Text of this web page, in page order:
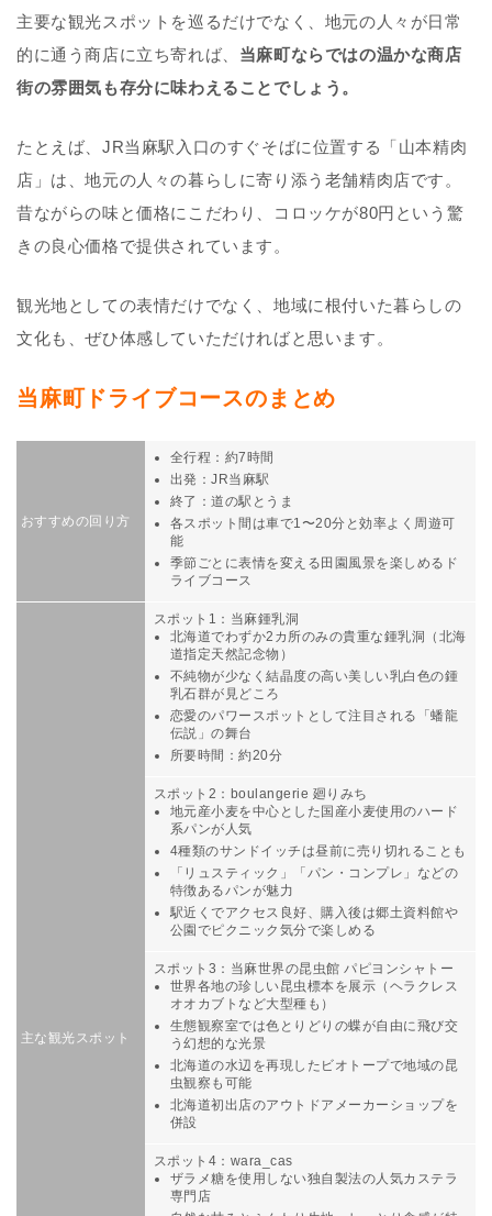
主要な観光スポットを巡るだけでなく、地元の人々が日常
的に通う商店に立ち寄れば、 当麻町ならではの温かな商店
街の雰囲気も存分に味わえることでしょう。
たとえば、JR当麻駅入口のすぐそばに位置する「山本精肉
店」は、地元の人々の暮らしに寄り添う老舗精肉店です。
昔ながらの味と価格にこだわり、コロッケが80円という驚
きの良心価格で提供されています。
観光地としての表情だけでなく、地域に根付いた暮らしの
文化も、ぜひ体感していただければと思います。
当麻町ドライブコースのまとめ
おすすめの回り方
全行程：約7時間
出発：JR当麻駅
終了：道の駅とうま
各スポット間は車で1〜20分と効率よく周遊可
能
季節ごとに表情を変える田園風景を楽しめるド
ライブコース
主な観光スポット
スポット1：当麻鍾乳洞
北海道でわずか2カ所のみの貴重な鍾乳洞（北海
道指定天然記念物）
不純物が少なく結晶度の高い美しい乳白色の鍾
乳石群が見どころ
恋愛のパワースポットとして注目される「蟠龍
伝説」の舞台
所要時間：約20分
スポット2：boulangerie 廻りみち
地元産小麦を中心とした国産小麦使用のハード
系パンが人気
4種類のサンドイッチは昼前に売り切れることも
「リュスティック」「パン・コンプレ」などの
特徴あるパンが魅力
駅近くでアクセス良好、購入後は郷土資料館や
公園でピクニック気分で楽しめる
スポット3：当麻世界の昆虫館 パピヨンシャトー
世界各地の珍しい昆虫標本を展示（ヘラクレス
オオカブトなど大型種も）
生態観察室では色とりどりの蝶が自由に飛び交
う幻想的な光景
北海道の水辺を再現したビオトープで地域の昆
虫観察も可能
北海道初出店のアウトドアメーカーショップを
併設
スポット4：wara_cas
ザラメ糖を使用しない独自製法の人気カステラ
専門店